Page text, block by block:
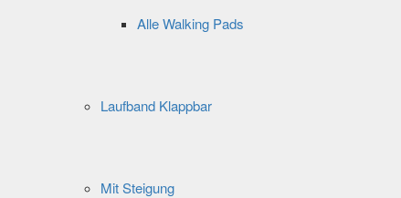
Alle Walking Pads
Laufband Klappbar
Mit Steigung